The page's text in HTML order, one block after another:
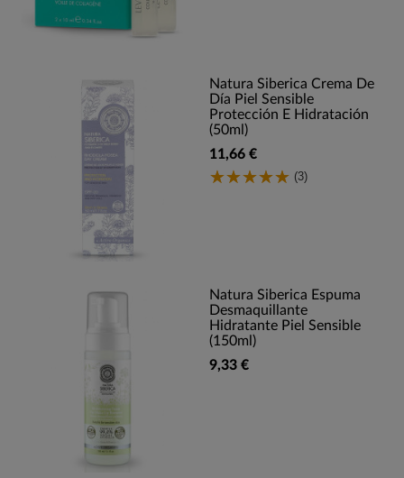
Natura Siberica Crema De
Día Piel Sensible
Protección E Hidratación
(50ml)
11,66 €
(3)
Natura Siberica Espuma
Desmaquillante
Hidratante Piel Sensible
(150ml)
9,33 €